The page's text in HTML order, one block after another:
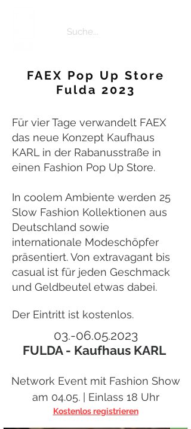
FAEX Pop Up Store
Fulda 2023
Für vier Tage verwandelt FAEX
das neue Konzept Kaufhaus
KARL in der Rabanusstraße in
einen Fashion Pop Up Store.
In coolem Ambiente werden 25
Slow Fashion Kollektionen aus
Deutschland sowie
internationale Modeschöpfer
präsentiert. Von extravagant bis
casual ist für jeden Geschmack
und Geldbeutel etwas dabei.
Der Eintritt ist kostenlos.
03.-06.05.2023
FULDA - Kaufhaus KARL
Network Event mit Fashion Show
am 04.05. | Einlass 18 Uhr
Kostenlos registrieren